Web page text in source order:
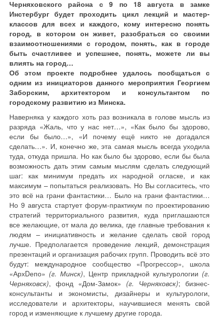
Черняховского района с 9 по 18 августа в замке
Инстербург будет проходить цикл лекций и мастер-
классов для всех и каждого, кому интересно понять
город, в котором он живет, разобраться со своими
взаимоотношениями с городом, понять, как в городе
быть счастливее и успешнее, понять, можете ли вы
влиять на город…
Об этом проекте подробнее удалось пообщаться с
одним из инициаторов данного мероприятия Георгием
Заборским, архитектором и консультантом по
городскому развитию из Минска.
Наверняка у каждого хоть раз возникала в голове мысль из
разряда «Жаль, что у нас нет…», «Как было бы здорово,
если бы было…», «И почему ещё никто не догадался
сделать…». И, конечно же, эта самая мысль всегда уходила
туда, откуда пришла. Но как было бы здорово, если бы была
возможность дать этим самым мыслям сделать следующий
шаг: как минимум предать их народной огласке, и как
максимум – попытаться реализовать. Но Вы согласитесь, что
это всё на грани фантастики… Было на грани фантастики…
Но 9 августа стартует форум-практикум по проектированию
стратегий территориального развития, куда приглашаются
все желающие, от мала до велика, где главные требования к
людям – инициативность и желание сделать свой город
лучше. Предполагается проведение лекций, демонстрация
презентаций и организация рабочих групп. Проводить всё это
будут: международное сообщество «Прогрессор», школа
«АрхDепо» (г. Минск), Центр прикладной культурологии (г.
Черняховск), фонд «Дом-Замок» (г. Черняховск); бизнес-
консультанты и экономисты, дизайнеры и культурологи,
исследователи и архитекторы, научившиеся менять свой
город и изменяющие к лучшему другие города.